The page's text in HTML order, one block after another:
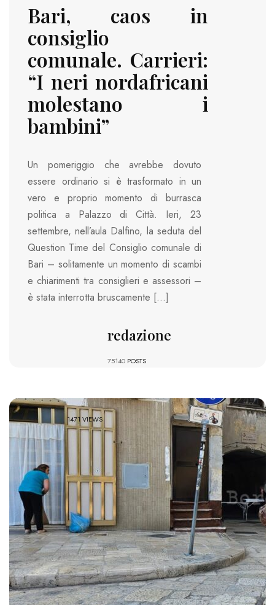
Bari, caos in
consiglio
comunale. Carrieri:
“I neri nordafricani
molestano i
bambini”
Un pomeriggio che avrebbe dovuto
essere ordinario si è trasformato in un
vero e proprio momento di burrasca
politica a Palazzo di Città. Ieri, 23
settembre, nell’aula Dalfino, la seduta del
Question Time del Consiglio comunale di
Bari – solitamente un momento di scambi
e chiarimenti tra consiglieri e assessori –
è stata interrotta bruscamente […]
redazione
75140 POSTS
1471 VIEWS